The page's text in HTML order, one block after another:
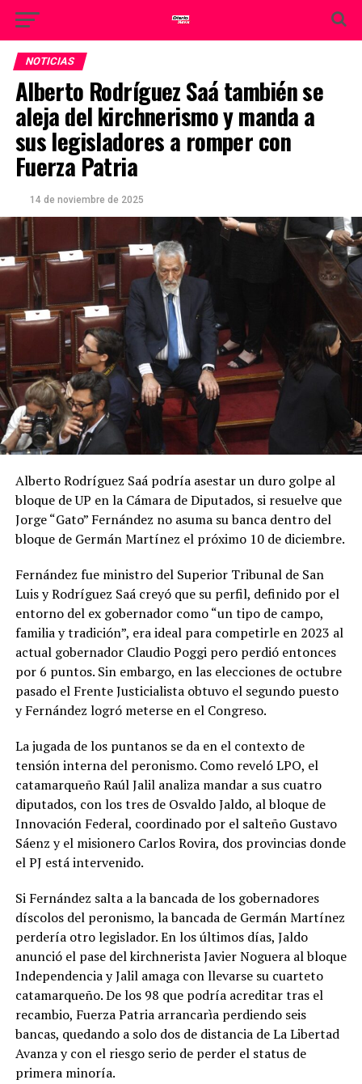
NOTICIAS
Alberto Rodríguez Saá también se
aleja del kirchnerismo y manda a
sus legisladores a romper con
Fuerza Patria
14 de noviembre de 2025
Alberto Rodríguez Saá podría asestar un duro golpe al
bloque de UP en la Cámara de Diputados, si resuelve que
Jorge “Gato” Fernández no asuma su banca dentro del
bloque de Germán Martínez el próximo 10 de diciembre.
Fernández fue ministro del Superior Tribunal de San
Luis y Rodríguez Saá creyó que su perfil, definido por el
entorno del ex gobernador como “un tipo de campo,
familia y tradición”, era ideal para competirle en 2023 al
actual gobernador Claudio Poggi pero perdió entonces
por 6 puntos. Sin embargo, en las elecciones de octubre
pasado el Frente Justicialista obtuvo el segundo puesto
y Fernández logró meterse en el Congreso.
La jugada de los puntanos se da en el contexto de
tensión interna del peronismo. Como reveló LPO, el
catamarqueño Raúl Jalil analiza mandar a sus cuatro
diputados, con los tres de Osvaldo Jaldo, al bloque de
Innovación Federal, coordinado por el salteño Gustavo
Sáenz y el misionero Carlos Rovira, dos provincias donde
el PJ está intervenido.
Si Fernández salta a la bancada de los gobernadores
díscolos del peronismo, la bancada de Germán Martínez
perdería otro legislador. En los últimos días, Jaldo
anunció el pase del kirchnerista Javier Noguera al bloque
Independencia y Jalil amaga con llevarse su cuarteto
catamarqueño. De los 98 que podría acreditar tras el
recambio, Fuerza Patria arrancarìa perdiendo seis
bancas, quedando a solo dos de distancia de La Libertad
Avanza y con el riesgo serio de perder el status de
primera minoría.